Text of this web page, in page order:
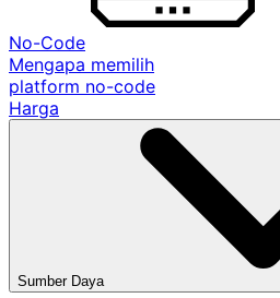
No-Code
Mengapa memilih
platform no-code
Harga
Sumber Daya